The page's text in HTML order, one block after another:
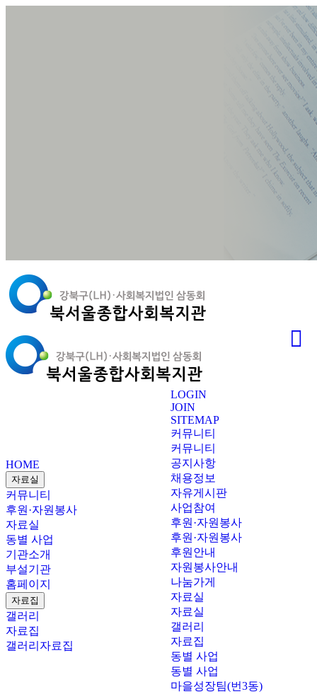
LOGIN
JOIN
SITEMAP
커뮤니티
커뮤니티
공지사항
채용정보
자유게시판
사업참여
후원·자원봉사
후원·자원봉사
후원안내
자원봉사안내
나눔가게
자료실
자료실
갤러리
자료집
동별 사업
동별 사업
마을성장팀(번3동)
HOME
자료실
커뮤니티
후원·자원봉사
자료실
동별 사업
기관소개
부설기관
홈페이지
자료집
갤러리
자료집
갤러리 자료집